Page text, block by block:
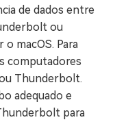
de dados entre
ou
o macOS. Para
computadores
Thunderbolt.
adequado e
para